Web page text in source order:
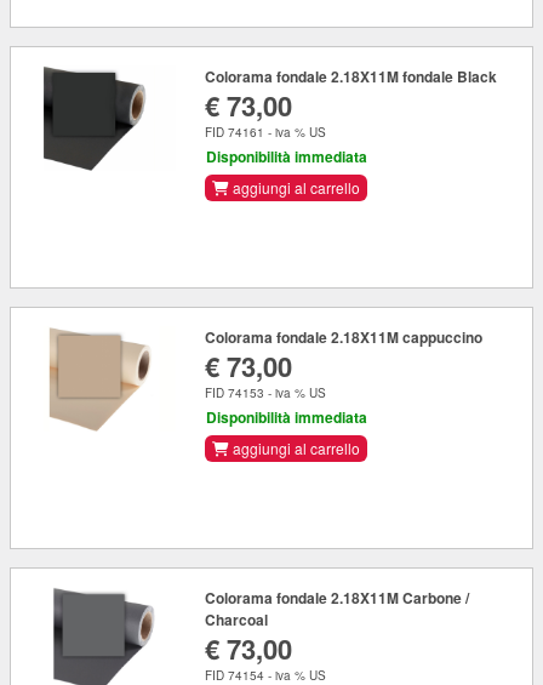
Colorama fondale 2.18X11M fondale Black
€ 73,00
FID 74161 - iva % US
Disponibilità immediata
aggiungi al carrello
Colorama fondale 2.18X11M cappuccino
€ 73,00
FID 74153 - iva % US
Disponibilità immediata
aggiungi al carrello
Colorama fondale 2.18X11M Carbone /
Charcoal
€ 73,00
FID 74154 - iva % US